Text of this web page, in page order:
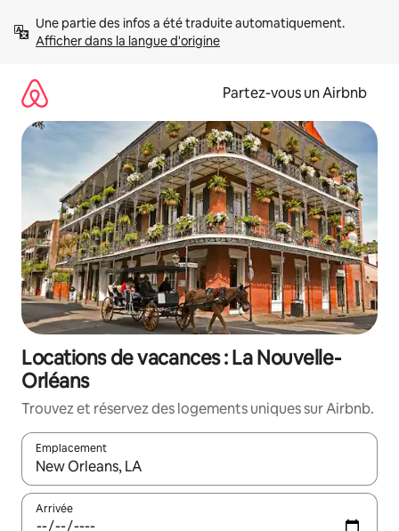
directement
Afficher dans la langue d'origine
Partez-vous un Airbnb
Locations de vacances : La Nouvelle-
Orléans
Trouvez et réservez des logements uniques sur Airbnb.
Emplacement
Quand les résultats sont affichés, parcourez-les en utilisant
Arrivée